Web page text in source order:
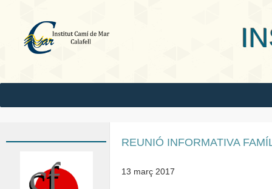
INS
REUNIÓ INFORMATIVA
13 març 2017